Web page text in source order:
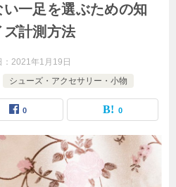
一足を選ぶための知
計測方法
2021年1月19日
シューズ・アクセサリー・小物
0 0